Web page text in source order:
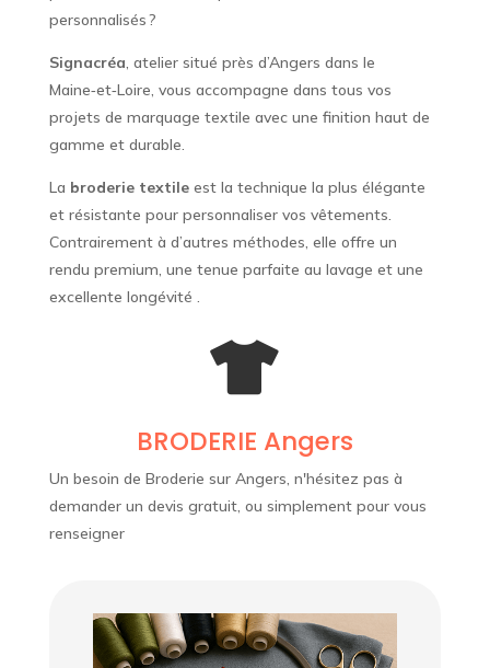
personnalisés ?
Signacréa, atelier situé près d’Angers dans le
Maine‑et‑Loire, vous accompagne dans tous vos
projets de marquage textile avec une finition haut de
gamme et durable.
La broderie textileest la technique la plus élégante
et résistante pour personnaliser vos vêtements.
Contrairement à d’autres méthodes, elle offre un
rendu premium, une tenue parfaite au lavage et une
excellente longévité .

BRODERIE Angers
Un besoin de Broderie sur Angers, n'hésitez pas à
demander un devis gratuit, ou simplement pour vous
renseigner